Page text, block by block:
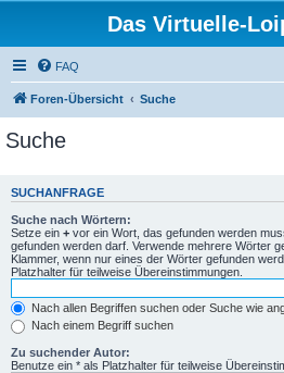
Das Virtuelle-
FAQ
Foren-Übersicht Suche
Suche
SUCHANFRAGE
Suche nach Wörtern:
Setze ein + vor ein Wort, das gefunden werden
gefunden werden darf. Verwende mehrere Wörter
Klammer, wenn nur eines der Wörter gefunden
Platzhalter für teilweise Übereinstimmungen.
Nach allen Begriffen suchen oder Suche wie
Nach einem Begriff suchen
Zu suchender Autor:
Benutze ein * als Platzhalter für teilweise